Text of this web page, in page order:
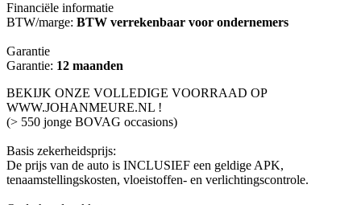
Financiële informatie
BTW/marge: BTW verrekenbaar voor ondernemers
Garantie
Garantie: 12 maanden
BEKIJK ONZE VOLLEDIGE VOORRAAD OP
WWW.JOHANMEURE.NL !
(> 550 jonge BOVAG occasions)
Basis zekerheidsprijs:
De prijs van de auto is INCLUSIEF een geldige APK,
tenaamstellingskosten, vloeistoffen- en verlichtingscontrole.